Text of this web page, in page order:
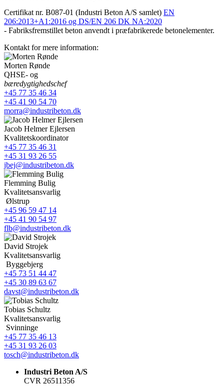
Certifikat nr. B087-01 (Industri Beton A/S samlet) EN
206:2013+A1:2016 og DS/EN 206 DK NA:2020
- Fabriksfremstillet beton anvendt i præfabrikerede betonelementer.
Kontakt for mere information:
Morten Rønde
QHSE- og
bæredygtighedschef
+45 77 35 46 34
+45 41 90 54 70
morra@industribeton.dk
Jacob Helmer Ejlersen
Kvalitetskoordinator
+45 77 35 46 31
+45 31 93 26 55
jbej@industribeton.dk
Flemming Bulig
Kvalitetsansvarlig
Ølstrup
+45 96 59 47 14
+45 41 90 54 97
flb@industribeton.dk
David Strojek
Kvalitetsansvarlig
Byggebjerg
+45 73 51 44 47
+45 30 89 63 67
davst@industribeton.dk
Tobias Schultz
Kvalitetsansvarlig
Svinninge
+45 77 35 46 13
+45 31 93 26 03
tosch@industribeton.dk
Industri Beton A/S
CVR 26511356